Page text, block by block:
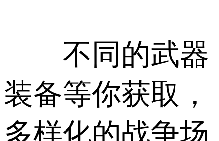
不同的武器
装备等你获取，
多样化的战争场